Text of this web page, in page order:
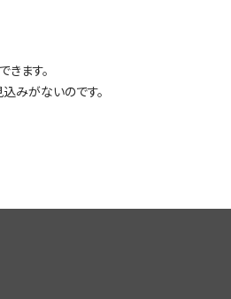
きます。
みがないのです。